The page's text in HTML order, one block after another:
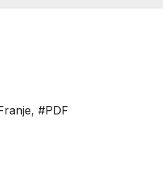
, #PDF